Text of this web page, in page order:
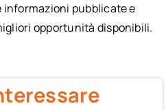
pubblicate e
opportunità disponibili.